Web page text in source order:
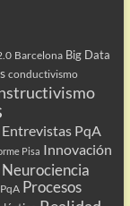
Barcelona Big Data
conductivismo
Entrevistas PqA
Pisa Innovación
Neurociencia
PqA Procesos